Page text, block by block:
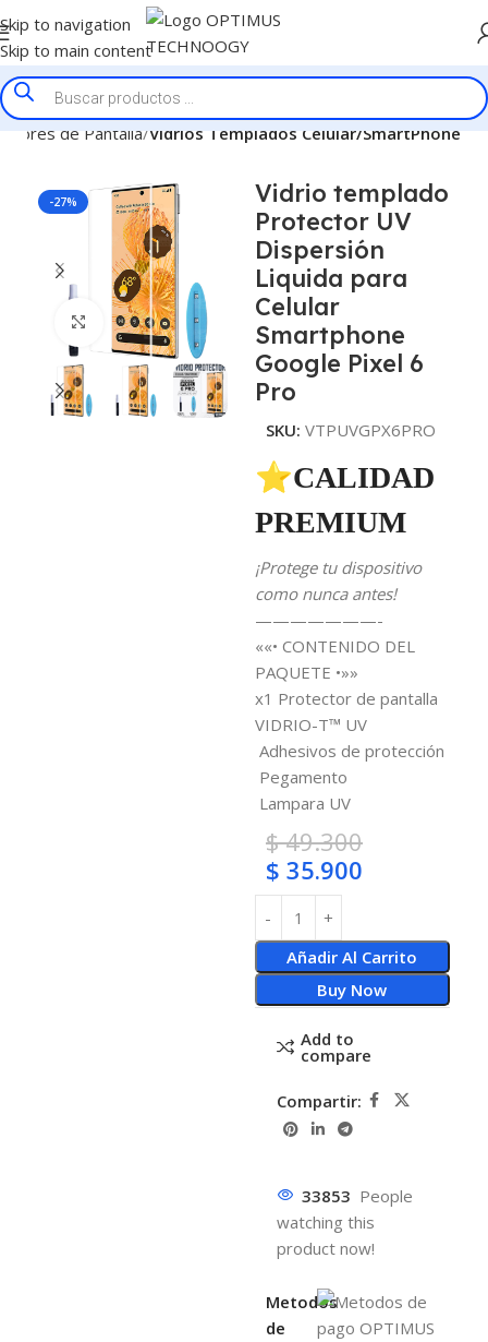
Skip to navigation
Skip to main content
de Pantalla Vidrios Templados Celular/SmartPhone
-27%
Click to enlarge
Vidrio templado
Protector UV
Dispersión
Liquida para
Celular
Smartphone
Google Pixel 6
Pro
SKU: VTPUVGPX6PRO
⭐CALIDAD
PREMIUM
¡Protege tu dispositivo
como nunca antes!
———————-
««• CONTENIDO DEL
PAQUETE •»»
x1 Protector de pantalla
VIDRIO-T™ UV
Adhesivos de protección
Pegamento
Lampara UV
$49.300
$ 35.900
Añadir Al Carrito
Buy Now
Add to
compare
Compartir:
33853 People
watching this
product now!
Metodos
de